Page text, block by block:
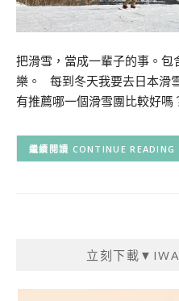
把滑雪，當成一輩子的事。
樂。 每到冬天我要去日本滑
有推薦哪一個滑雪團比較好嗎
CONTINUE READING
立刻下載